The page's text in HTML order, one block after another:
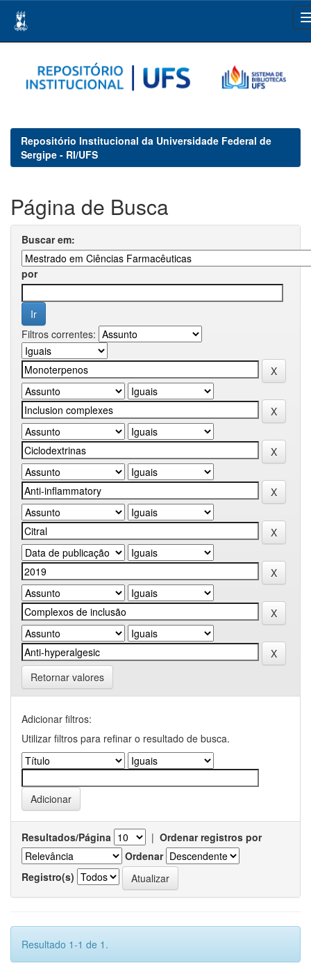
navigation
Repositório Institucional da Universidade Federal de
Sergipe - RI/UFS
Página de Busca
Buscar em:
por
Filtros correntes:
Retornar valores
Adicionar filtros:
Utilizar filtros para refinar o resultado de busca.
Resultados/Página | Ordenar registros por
Ordenar
Registro(s)
Resultado 1-1 de 1.